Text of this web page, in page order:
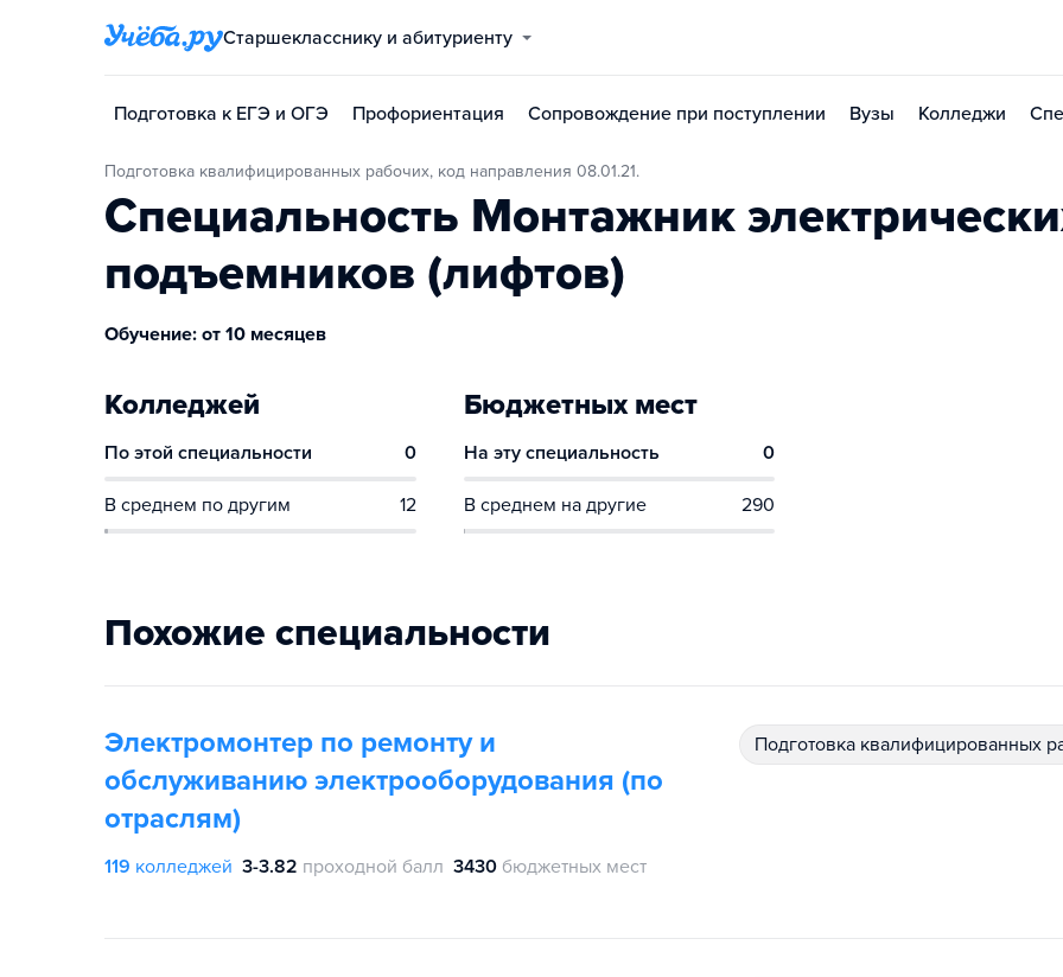
Старшекласснику и абитуриенту
Подготовка к ЕГЭ и ОГЭ Профориентация Сопровождение при поступлении Вузы Колледжи
Подготовка квалифицированных рабочих, код направления 08.01.21.
Специальность Монтажник
подъемников (лифтов)
Обучение: от 10 месяцев
Колледжей
По этой специальности 0
В среднем по другим 12
Бюджетных мест
На эту специальность 0
В среднем на другие 290
Похожие специальности
Электромонтер по ремонту и
обслуживанию электрооборудования (по
отраслям)
подготовка квалифицированных
119 колледжей 3-3.82 проходной балл 3430 бюджетных мест